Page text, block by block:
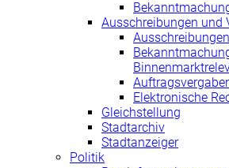
Ausschreibungen und
Ausschreibungen
Elektronische
Gleichstellung
Stadtarchiv
Stadtanzeiger
Politik